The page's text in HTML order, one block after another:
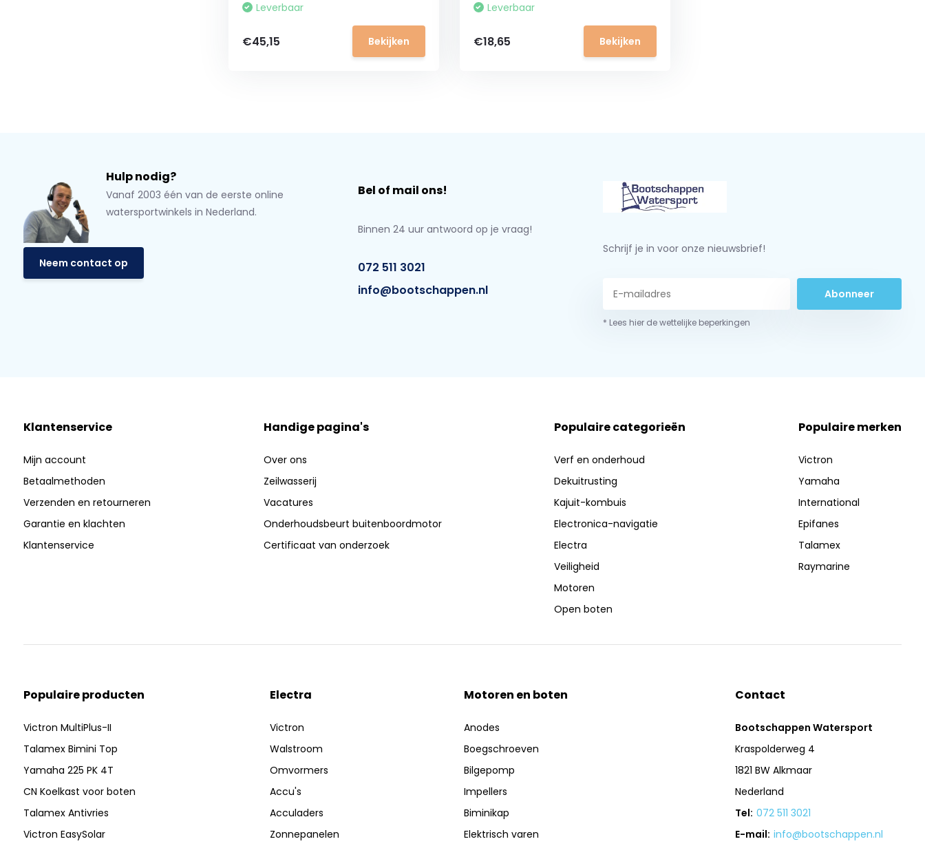
Leverbaar
€45,15 Bekijken
Leverbaar
€18,65 Bekijken
Hulp nodig?
Vanaf 2003 één van de eerste online
watersportwinkels in Nederland.
Neem contact op
Bel of mail ons!
Binnen 24 uur antwoord op je vraag!
072 511 3021
info@bootschappen.nl
Schrijf je in voor onze nieuwsbrief!
Abonneer
* Lees hier de wettelijke beperkingen
Klantenservice
Mijn account
Betaalmethoden
Verzenden en retourneren
Garantie en klachten
Klantenservice
Handige pagina's
Over ons
Zeilwasserij
Vacatures
Onderhoudsbeurt buitenboordmotor
Certificaat van onderzoek
Populaire categorieën
Verf en onderhoud
Dekuitrusting
Kajuit-kombuis
Electronica-navigatie
Electra
Veiligheid
Motoren
Open boten
Populaire merken
Victron
Yamaha
International
Epifanes
Talamex
Raymarine
Populaire producten
Victron MultiPlus-II
Talamex Bimini Top
Yamaha 225 PK 4T
CN Koelkast voor boten
Talamex Antivries
Victron EasySolar
Electra
Victron
Walstroom
Omvormers
Accu's
Acculaders
Zonnepanelen
Motoren en boten
Anodes
Boegschroeven
Bilgepomp
Impellers
Biminikap
Elektrisch varen
Contact
Bootschappen Watersport
Kraspolderweg 4
1821 BW Alkmaar
Nederland
Tel: 072 511 3021
E-mail: info@bootschappen.nl